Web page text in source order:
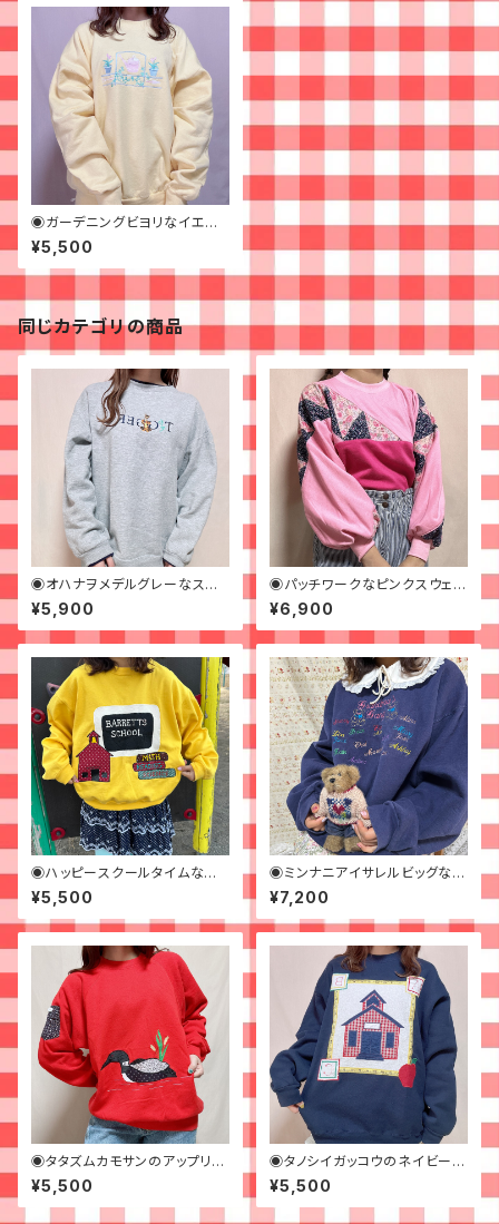
◉ガーデニングビヨリなイエロ
ースウェット◉
¥5,500
同じカテゴリの商品
◉オハナヲメデルグレーなスウ
ェット◉ 古着 刺繍 キャラクター
¥5,900
◉パッチワークなピンクスウェッ
ト◉古着
¥6,900
◉ハッピースクールタイムなイ
エロースウェット◉ 古着 黄色
¥5,500
◉ミンナニアイサレルビッグなス
ウェット◉ 古着 ネイビー 刺繍
オーバーサイズ
¥7,200
◉タタズムカモサンのアップリケ
スウェット◉古着
¥5,500
◉タノシイガッコウのネイビース
ウェット◉ 古着 紺 ビッグサ
イズ
¥5,500